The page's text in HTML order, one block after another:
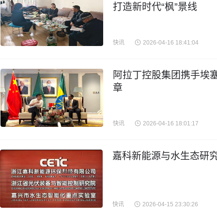
打造新时代“枫”景线
快讯 2026-04-16 18:41:04
阿拉丁控股集团携手埃
章
快讯 2026-04-16 18:01:17
嘉科新能源与水生态研
快讯 2026-04-15 23:30:26